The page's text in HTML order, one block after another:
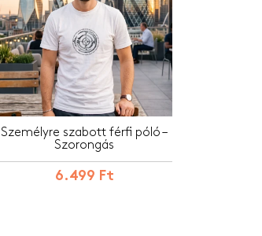
Személyre szabott férfi póló –
Szorongás
6.499 Ft